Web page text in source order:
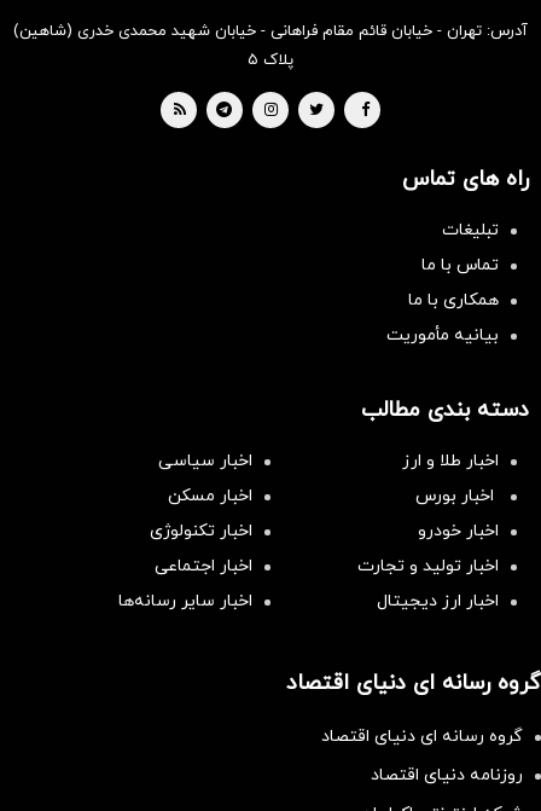
آدرس: تهران - خیابان قائم مقام فراهانی - خیابان شهید محمدی خدری (شاهین)
پلاک ۵
راه های تماس
تبلیغات
تماس با ما
همکاری با ما
بیانیه مأموریت
دسته بندی مطالب
اخبار طلا و ارز
اخبار سیاسی
اخبار بورس
اخبار مسکن
اخبار خودرو
اخبار تکنولوژی
اخبار تولید و تجارت
اخبار اجتماعی
اخبار ارز دیجیتال
اخبار سایر رسانه‌‌ها
گروه رسانه ای دنیای اقتصاد
گروه رسانه ای دنیای اقتصاد
روزنامه دنیای اقتصاد